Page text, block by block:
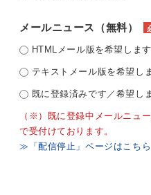
メールニュース（無料）
HTMLメール版を希望します
テキストメール版を希望し
既に登録済みです／希望し
（※）既に登録中メールニュ
で受付けております。
≫「配信停止」ページはこちら